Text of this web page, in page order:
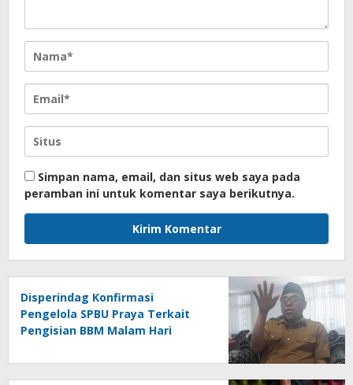
Simpan nama, email, dan situs web saya pada
peramban ini untuk komentar saya berikutnya.
Disperindag Konfirmasi
Pengelola SPBU Praya Terkait
Pengisian BBM Malam Hari